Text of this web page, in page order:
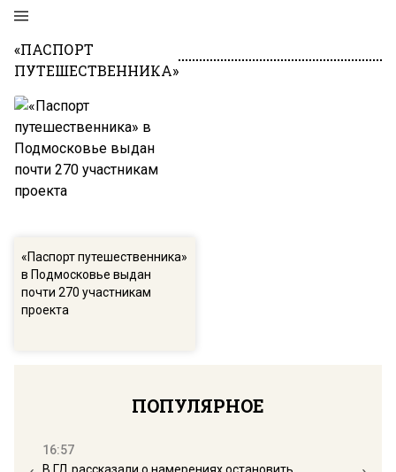
«ПАСПОРТ
ПУТЕШЕСТВЕННИКА»
«Паспорт путешественника»
в Подмосковье выдан
почти 270 участникам
проекта
ПОПУЛЯРНОЕ
16:57